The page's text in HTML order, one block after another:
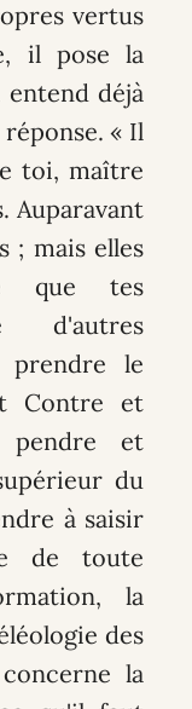
vertus
il pose la
déjà
« Il
toi, maître
Auparavant
; mais elles
que tes
d'autres
le
Contre et
pendre et
du
à saisir
de toute
la
des
la